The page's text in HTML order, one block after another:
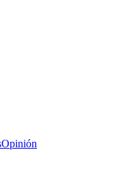
Opinión